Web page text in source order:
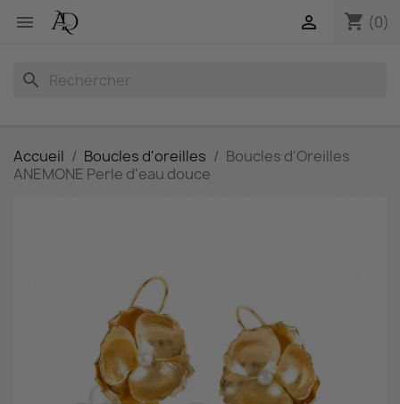
 shopping_cart (0)

search
Accueil Boucles d'oreilles
Boucles d'Oreilles
ANEMONE Perle d'eau douce